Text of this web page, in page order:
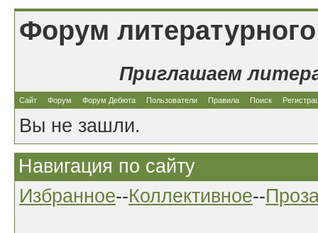
Форум
Приглашаем
Сайт Форум Форум Дебюта Пользователи Правила Поиск
Вы не зашли.
Навигация по сайту
Избранное--Коллективное--